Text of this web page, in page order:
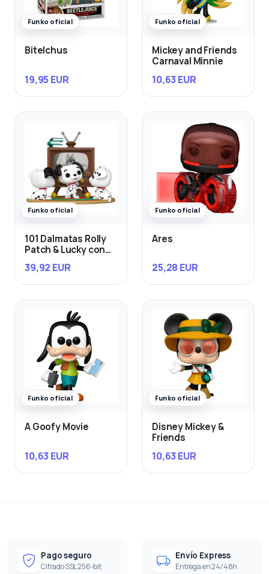
Funko oficial
Bitelchus
19,95 EUR
Funko oficial
Mickey and Friends
Carnaval Minnie
10,63 EUR
Funko oficial
101 Dalmatas Rolly
Patch & Lucky con
39,92 EUR
Funko oficial
Ares
25,28 EUR
Funko oficial
A Goofy Movie
10,63 EUR
Funko oficial
Disney Mickey &
Friends
10,63 EUR
Pago seguro
Cifrado SSL 256-bit
Envío Express
Entrega en 24/48h